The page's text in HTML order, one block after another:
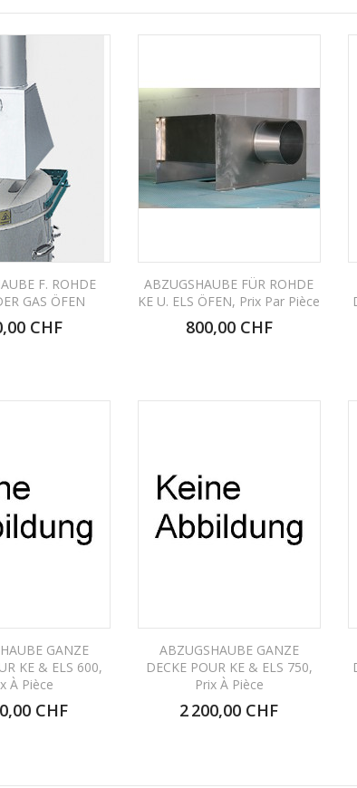
F. ROHDE
GAS ÖFEN
CHF
ABZUGSHAUBE FÜR ROHDE
KE U. ELS ÖFEN, Prix Par Pièce
800,00 CHF
GANZE
KE & ELS 600,
À Pièce
CHF
ABZUGSHAUBE GANZE
DECKE POUR KE & ELS 750,
Prix À Pièce
2 200,00 CHF